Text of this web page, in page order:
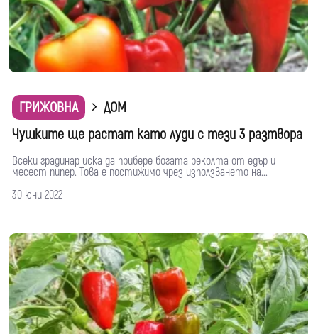
ГРИЖОВНА
ДОМ
Чушките ще растат като луди с тези 3 разтвора
Всеки градинар иска да прибере богата реколта от едър и
месест пипер. Това е постижимо чрез използването на...
30 юни 2022